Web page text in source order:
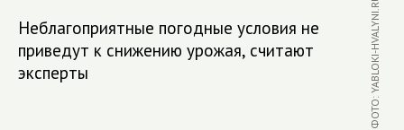
Неблагоприятные погодные условия не
приведут к снижению урожая, считают
эксперты
ФОТО: YABLOKI-HVALYNI.RU